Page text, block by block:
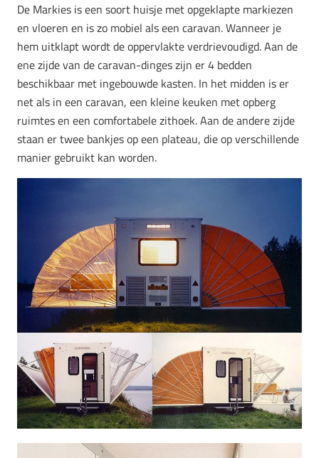
De Markies is een soort huisje met opgeklapte markiezen
en vloeren en is zo mobiel als een caravan. Wanneer je
hem uitklapt wordt de oppervlakte verdrievoudigd. Aan de
ene zijde van de caravan-dinges zijn er 4 bedden
beschikbaar met ingebouwde kasten. In het midden is er
net als in een caravan, een kleine keuken met opberg
ruimtes en een comfortabele zithoek. Aan de andere zijde
staan er twee bankjes op een plateau, die op verschillende
manier gebruikt kan worden.